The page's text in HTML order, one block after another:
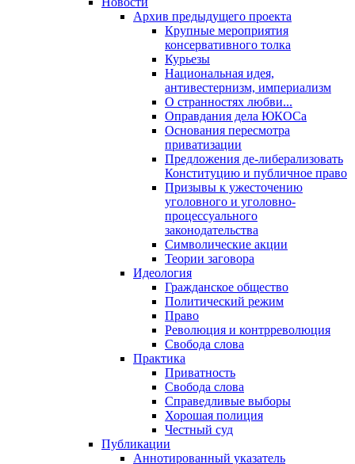
Архив предыдущего проекта
Крупные мероприятия
консервативного толка
Курьезы
Национальная идея,
антивестернизм, империализм
О странностях любви...
Оправдания дела ЮКОСа
Основания пересмотра
приватизации
Предложения де-либерализовать
Конституцию и публичное право
Призывы к ужесточению
уголовного и уголовно-
процессуального
законодательства
Символические акции
Теории заговора
Идеология
Гражданское общество
Политический режим
Право
Революция и контрреволюция
Свобода слова
Практика
Приватность
Свобода слова
Справедливые выборы
Хорошая полиция
Честный суд
Публикации
Аннотированный указатель